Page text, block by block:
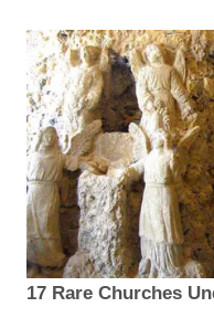
17 Rare Churches